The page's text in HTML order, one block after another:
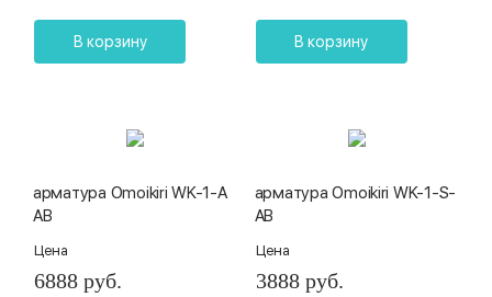
В корзину В корзину
арматура Omoikiri WK-1-A
AB
Цена
6888 руб.
арматура Omoikiri WK-1-S-
AB
Цена
3888 руб.